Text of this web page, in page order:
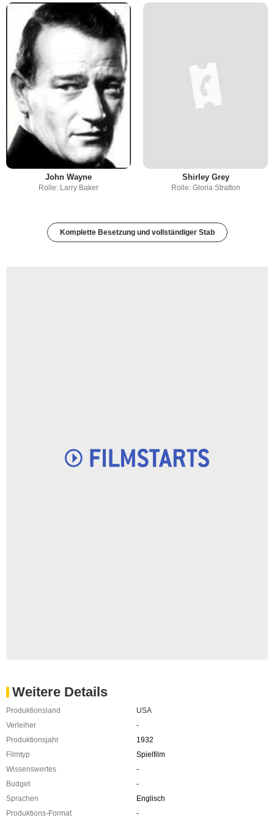
John Wayne
Rolle: Larry Baker
Shirley Grey
Rolle: Gloria Stratton
Komplette Besetzung und vollständiger Stab
Weitere Details
Produktionsland
USA
Verleiher
-
Produktionsjahr
1932
Filmtyp
Spielfilm
Wissenswertes
-
Budget
-
Sprachen
Englisch
Produktions-Format
-